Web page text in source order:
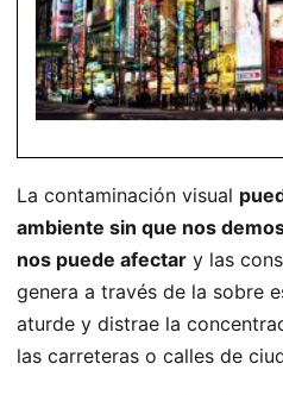
La contaminación visual
ambiente sin que nos
nos puede afectar y las
genera a través de la sobre
aturde y distrae la
las carreteras o calles de